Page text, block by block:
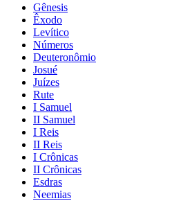
Gênesis
Êxodo
Levítico
Números
Deuteronômio
Josué
Juízes
Rute
I Samuel
II Samuel
I Reis
II Reis
I Crônicas
II Crônicas
Esdras
Neemias